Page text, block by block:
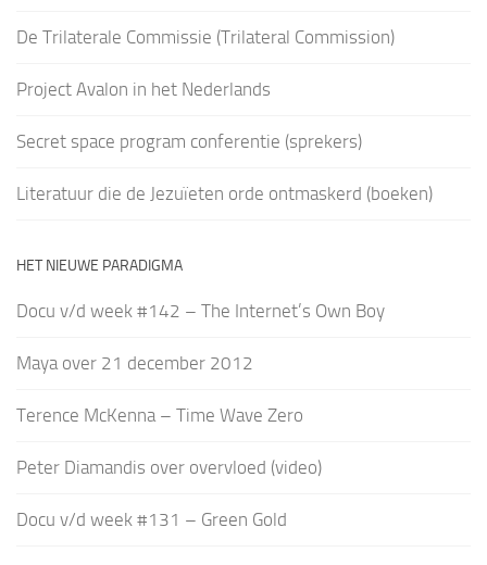
De Trilaterale Commissie (Trilateral Commission)
Project Avalon in het Nederlands
Secret space program conferentie (sprekers)
Literatuur die de Jezuïeten orde ontmaskerd (boeken)
HET NIEUWE PARADIGMA
Docu v/d week #142 – The Internet’s Own Boy
Maya over 21 december 2012
Terence McKenna – Time Wave Zero
Peter Diamandis over overvloed (video)
Docu v/d week #131 – Green Gold